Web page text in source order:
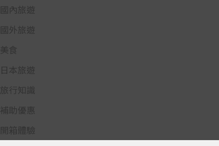
國內旅遊
國外旅遊
美食
日本旅遊
旅行知識
補助優惠
開箱體驗